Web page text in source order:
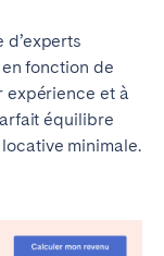
d’experts
fonction de
expérience et à
équilibre
minimale.